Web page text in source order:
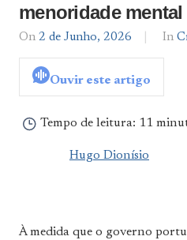
menoridade mental
On 2 de Junho, 2026
By
In
Ouvir este artigo
Tempo de leitura: 11
Hugo Dionísio
À medida que o governo